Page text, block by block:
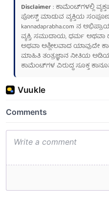
Disclaimer: ಕಾಮೆಂಟ್‌ಗಳಲ್ಲಿ
ಪೋಸ್ಟ್ ಮಾಡುವ ವ್ಯಕ್ತಿಯ
kannadaprabha.com ನ
ವ್ಯಕ್ತಿ, ಸಮುದಾಯ, ಧರ್ಮ ಅಥವಾ
ಅಥವಾ ಅಶ್ಲೀಲವಾದ ಯಾವುದೇ
ಮಾಹಿತಿ ತಂತ್ರಜ್ಞಾನ ನೀತಿಯ
ಕಾಮೆಂಟ್‌ಗಳ ವಿರುದ್ಧ ಸೂಕ್ತ